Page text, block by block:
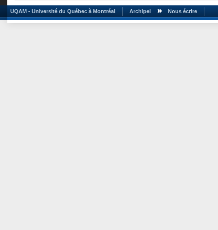
UQAM - Université du Québec à Montréal Archipel Nous écrire